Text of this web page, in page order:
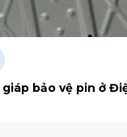
bảo vệ pin ở